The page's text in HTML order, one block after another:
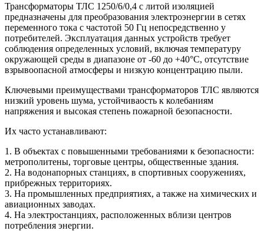
Трансформаторы ТЛС 1250/6/0,4 с литой изоляцией
предназначены для преобразования электроэнергии в сетях
переменного тока с частотой 50 Гц непосредственно у
потребителей. Эксплуатация данных устройств требует
соблюдения определенных условий, включая температуру
окружающей среды в диапазоне от -60 до +40°С, отсутствие
взрывоопасной атмосферы и низкую концентрацию пыли.
Ключевыми преимуществами трансформаторов ТЛС являются
низкий уровень шума, устойчиваость к колебаниям
напряжения и высокая степень пожарной безопасности.
Их часто устанавливают:
1. В объектах с повышенными требованиями к безопасности:
метрополитены, торговые центры, общественные здания.
2. На водонапорных станциях, в спортивных сооружениях,
прибрежных территориях.
3. На промышленных предприятиях, а также на химических и
авиационных заводах.
4. На электростанциях, расположенных вблизи центров
потребления энергии.